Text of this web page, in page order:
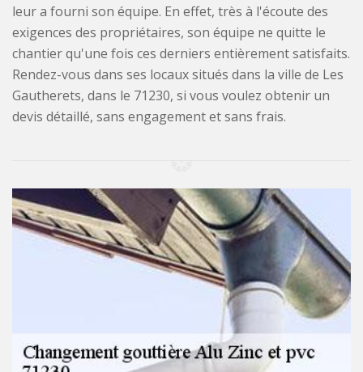
leur a fourni son équipe. En effet, très à l'écoute des
exigences des propriétaires, son équipe ne quitte le
chantier qu'une fois ces derniers entièrement satisfaits.
Rendez-vous dans ses locaux situés dans la ville de Les
Gautherets, dans le 71230, si vous voulez obtenir un
devis détaillé, sans engagement et sans frais.